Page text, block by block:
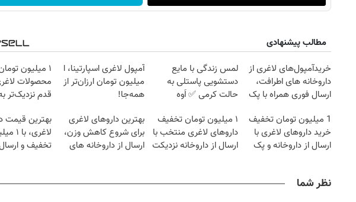
مطالب پیشنهادی
خریدآمپول‌های لاغری از
داروخانه های اطرافت،
ارسال فوری همراه با پک
لمس زندگی با مایع
دستشویی پاستلی به
حالت کرمی ✅ اَوه
آمپول لاغری اسپارتینا، ا
میلیون تومان ارزان‌تر از
همه‌جا!
۱ میلیون
محصولات
قدم نزدیک‌تر
1 میلیون تومان تخفیف
خرید داروهای لاغری با
ارسال از داروخانه و پک
۱ میلیون تومان تخفیف
داروهای لاغری منتخب با
ارسال از داروخانه نزدیکت
بهترین داروهای لاغری
برای شروع کاهش وزن،
ارسال از داروخانه های
بهترین قیمت
لاغری،
تخفیف و
نظر شما